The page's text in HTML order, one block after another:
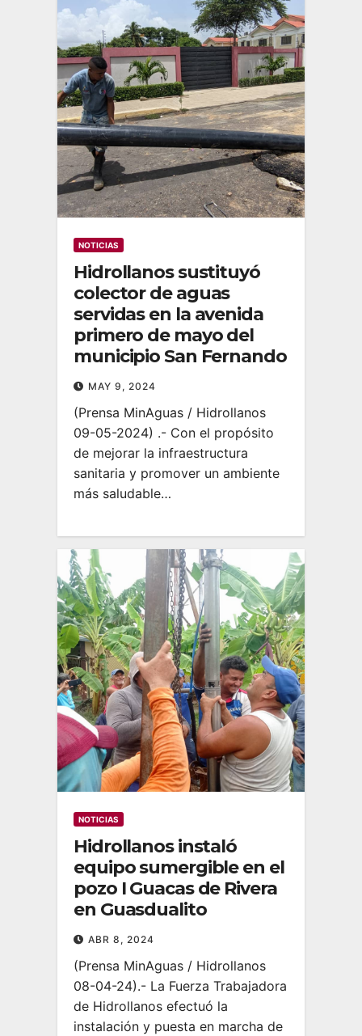
NOTICIAS
Hidrollanos sustituyó
colector de aguas
servidas en la avenida
primero de mayo del
municipio San Fernando
MAY 9, 2024
(Prensa MinAguas / Hidrollanos
09-05-2024) .- Con el propósito
de mejorar la infraestructura
sanitaria y promover un ambiente
más saludable…
NOTICIAS
Hidrollanos instaló
equipo sumergible en el
pozo I Guacas de Rivera
en Guasdualito
ABR 8, 2024
(Prensa MinAguas / Hidrollanos
08-04-24).- La Fuerza Trabajadora
de Hidrollanos efectuó la
instalación y puesta en marcha de